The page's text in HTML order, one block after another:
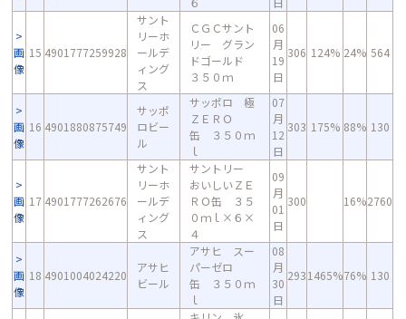
画
像
15 4901777259928
サント
リーホ
ールデ
ィング
ス
ＣＧＣサント
リー グラン
ドゴールド
３５０ｍ
06
月
19
日
306 124% 24% 564
画
像
16 4901880875749
サッポ
ロビー
ル
サッポロ 極
ＺＥＲＯ
缶 ３５０ｍ
ｌ
07
月
12
日
303 175% 88% 130
画
像
17 4901777262676
サント
リーホ
ールデ
ィング
ス
サントリー
おいしいＺＥ
ＲＯ缶 ３５
０ｍｌ×６×
４
09
月
01
日
300 16%2760
画
像
18 4901004024220
アサヒ
ビール
アサヒ スー
パーゼロ
缶 ３５０ｍ
ｌ
08
月
30
日
2931465%76% 130